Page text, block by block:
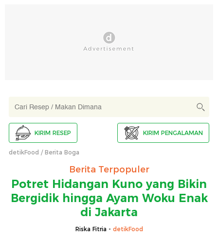
KIRIM RESEP KIRIM PENGALAMAN
detikFood Berita Boga
Berita Terpopuler
Potret Hidangan Kuno yang Bikin
Bergidik hingga Ayam Woku Enak
di Jakarta
Riska Fitria - detikFood